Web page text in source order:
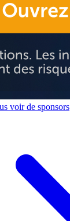
voir de sponsors